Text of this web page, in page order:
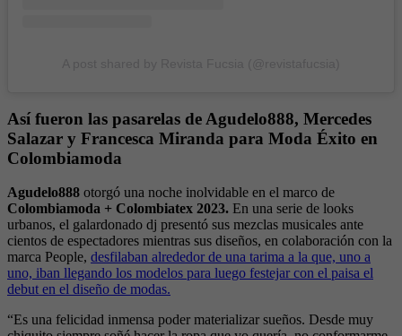
Así fueron las pasarelas de Agudelo888, Mercedes
Salazar y Francesca Miranda para Moda Éxito en
Colombiamoda
Agudelo888 otorgó una noche inolvidable en el marco de
Colombiamoda + Colombiatex 2023. En una serie de looks
urbanos, el galardonado dj presentó sus mezclas musicales ante
cientos de espectadores mientras sus diseños, en colaboración con la
marca People, desfilaban alrededor de una tarima a la que, uno a
uno, iban llegando los modelos para luego festejar con el paisa el
debut en el diseño de modas.
“Es una felicidad inmensa poder materializar sueños. Desde muy